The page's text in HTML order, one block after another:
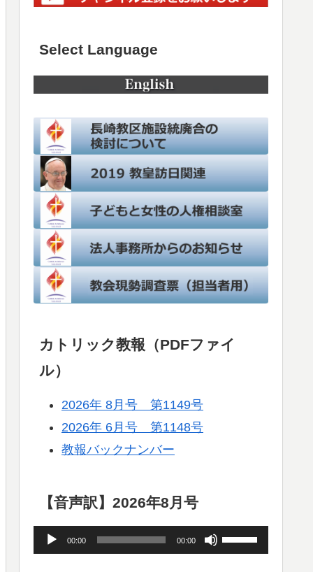
Select Language
カトリック教報（PDFファイ
ル）
2026年 8月号 第1149号
2026年 6月号 第1148号
教報バックナンバー
【音声訳】2026年8月号
声
00:00 00:00
ボ
リ